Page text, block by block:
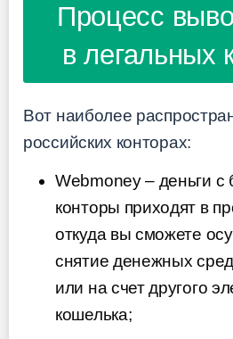
Процесс
в легальных
Вот наиболее
российских конторах:
Webmoney – деньги с
конторы приходят в
откуда вы сможете
снятие денежных
или на счет другого
кошелька;